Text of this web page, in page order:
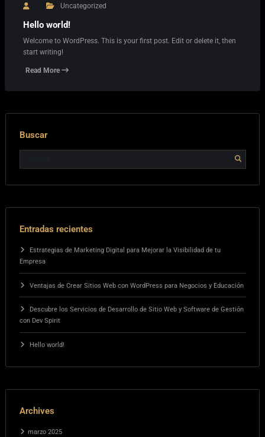
Uncategorized
Hello world!
Welcome to WordPress. This is your first post. Edit or delete it, then
start writing!
Read More
Buscar
Entradas recientes
Estrategias de Marketing Digital para Mejorar la Visibilidad de tu
Empresa
Ventajas de Crear Sitios Web con WordPress para Negocios y Educación
Descubre los Servicios de Desarrollo de Sitio Web y Software de Gestión
con Dev Spirit
Hello world!
Archives
marzo 2025